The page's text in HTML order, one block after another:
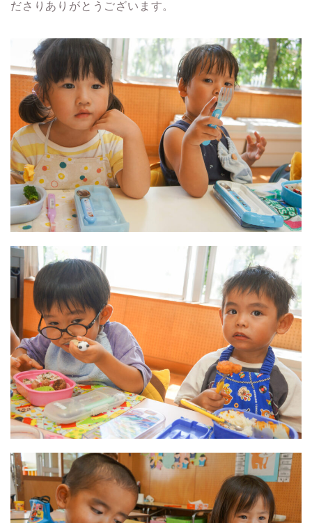
ださりありがとうございます。